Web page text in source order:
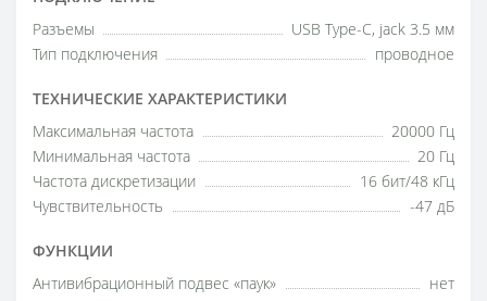
Разъемы
USB Type-C, jack 3.5 мм
Тип подключения
проводное
ТЕХНИЧЕСКИЕ ХАРАКТЕРИСТИКИ
Максимальная частота
20000 Гц
Минимальная частота
20 Гц
Частота дискретизации
16 бит/48 кГц
Чувствительность
-47 дБ
ФУНКЦИИ
Антивибрационный подвес «паук»
нет